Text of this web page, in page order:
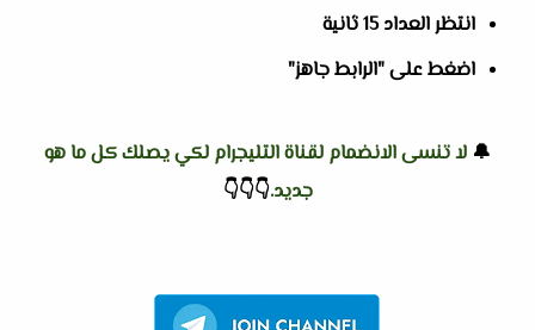
انتظر العداد 15 ثانية
اضغط على "الرابط جاهز"
🔔 لا تنسى الانضمام لقناة التليجرام لكي يصلك كل ما هو
جديد.👇
👇
👇